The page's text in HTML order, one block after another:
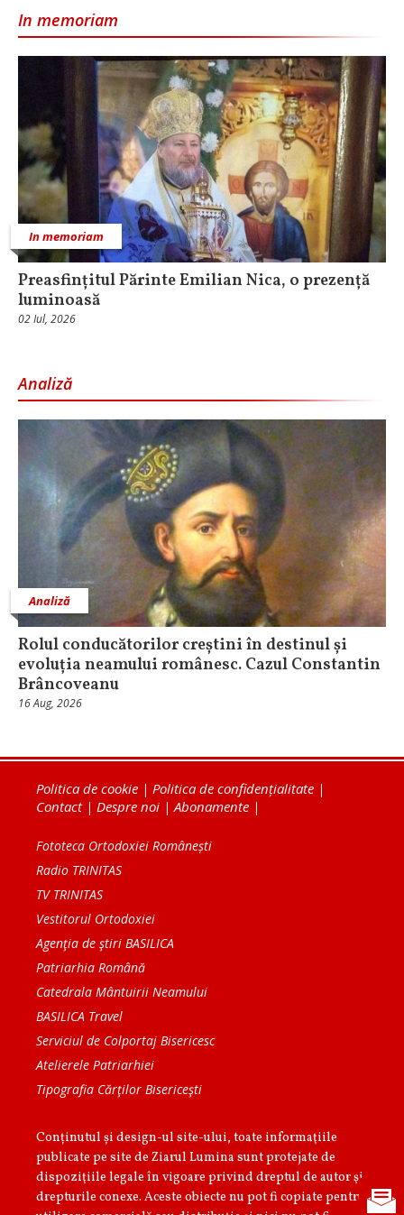
In memoriam
In memoriam
Preasfințitul Părinte Emilian Nica, o prezență
luminoasă
02 Iul, 2026
Analiză
Analiză
Rolul conducătorilor creștini în destinul și
evoluția neamului românesc. Cazul Constantin
Brâncoveanu
16 Aug, 2026
Politica de cookie | Politica de confidențialitate |
Contact| Despre noi | Abonamente |
Fototeca Ortodoxiei Românești
Radio TRINITAS
TV TRINITAS
Vestitorul Ortodoxiei
Agenţia de ştiri BASILICA
Patriarhia Română
Catedrala Mântuirii Neamului
BASILICA Travel
Serviciul de Colportaj Bisericesc
Atelierele Patriarhiei
Tipografia Cărţilor Bisericeşti
Conținutul și design-ul site-ului, toate informaţiile
publicate pe site de Ziarul Lumina sunt protejate de
dispoziţiile legale în vigoare privind dreptul de autor şi
drepturile conexe. Aceste obiecte nu pot fi copiate pentru